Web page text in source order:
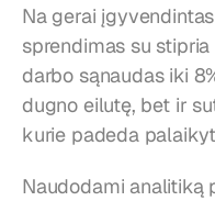
Na gerai
sprendimas su
darbo sąnaudas iki
dugno eilutę, bet ir
kurie padeda
Naudodami analitiką